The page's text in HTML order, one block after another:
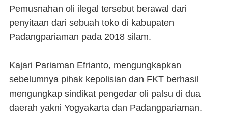
Pemusnahan oli ilegal tersebut berawal dari
penyitaan dari sebuah toko di kabupaten
Padangpariaman pada 2018 silam.
Kajari Pariaman Efrianto, mengungkapkan
sebelumnya pihak kepolisian dan FKT berhasil
mengungkap sindikat pengedar oli palsu di dua
daerah yakni Yogyakarta dan Padangpariaman.